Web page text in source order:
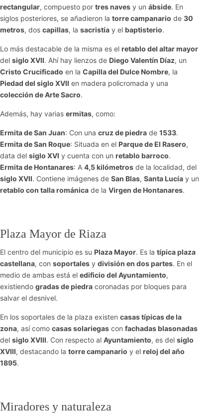
rectangular, compuesto por tres naves y un ábside. En
siglos posteriores, se añadieron la torre campanario de 30
metros, dos capillas, la sacristía y el baptisterio.
Lo más destacable de la misma es el retablo del altar mayor
del siglo XVII. Ahí hay lienzos de Diego Valentín Díaz, un
Cristo Crucificado en la Capilla del Dulce Nombre, la
Piedad del siglo XVII en madera policromada y una
colección de Arte Sacro.
Además, hay varias ermitas, como:
Ermita de San Juan: Con una cruz de piedra de 1533.
Ermita de San Roque: Situada en el Parque de El Rasero,
data del siglo XVI y cuenta con un retablo barroco.
Ermita de Hontanares: A 4,5 kilómetros de la localidad, del
siglo XVII. Contiene imágenes de San Blas, Santa Lucía y un
retablo con talla románica de la Virgen de Hontanares.
Plaza Mayor de Riaza
El centro del municipio es su Plaza Mayor. Es la típica plaza
castellana, con soportales y división en dos partes. En el
medio de ambas está el edificio del Ayuntamiento,
existiendo gradas de piedra coronadas por bloques para
salvar el desnivel.
En los soportales de la plaza existen casas típicas de la
zona, así como casas solariegas con fachadas blasonadas
del siglo XVIII. Con respecto al Ayuntamiento, es del siglo
XVIII, destacando la torre campanario y el reloj del año
1895.
Miradores y naturaleza